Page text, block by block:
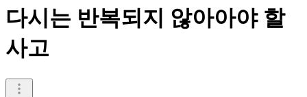
다시는 반복되지 않아아야 할
사고